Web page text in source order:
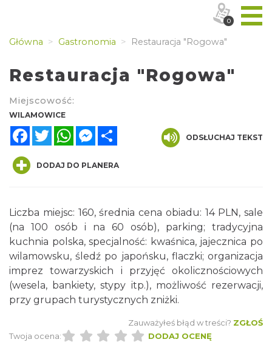
Główna Gastronomia Restauracja "Rogowa"
Restauracja "Rogowa"
Miejscowość:
WILAMOWICE
FacebookTwitterWhatsAppMessenger
ODSŁUCHAJ TEKST
DODAJ DO PLANERA
Liczba miejsc: 160, średnia cena obiadu: 14 PLN, sale
(na 100 osób i na 60 osób), parking; tradycyjna
kuchnia polska, specjalność: kwaśnica, jajecznica po
wilamowsku, śledź po japońsku, flaczki; organizacja
imprez towarzyskich i przyjęć okolicznościowych
(wesela, bankiety, stypy itp.), możliwość rezerwacji,
przy grupach turystycznych zniżki.
Zauważyłeś błąd w treści? ZGŁOŚ
Twoja ocena:
DODAJ OCENĘ
0